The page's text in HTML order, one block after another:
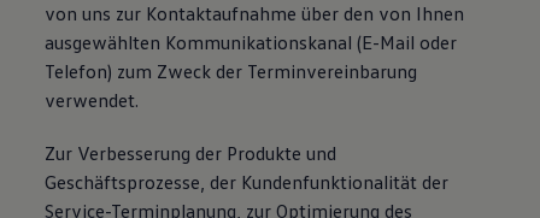
von uns zur Kontaktaufnahme über den von Ihnen
ausgewählten Kommunikationskanal (E-Mail oder
Telefon) zum Zweck der Terminvereinbarung
verwendet.
Zur Verbesserung der Produkte und
Geschäftsprozesse, der Kundenfunktionalität der
Service-Terminplanung, zur Optimierung des